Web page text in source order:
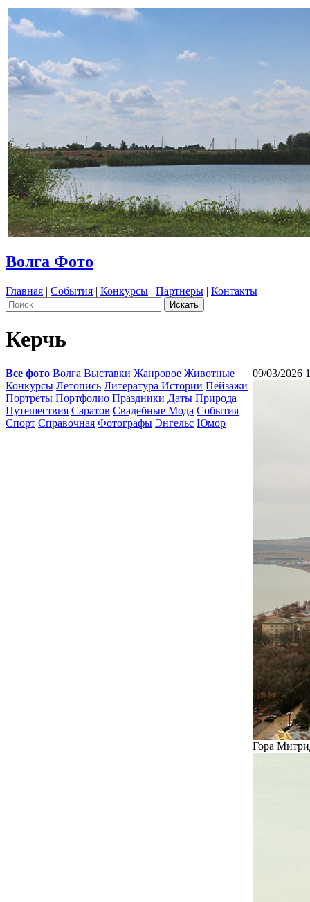
Волга Фото
Главная | События | Конкурсы | Партнеры | Контакты
Керчь
Все фото Волга Выставки Жанровое Животные
Конкурсы Летопись Литература Истории Пейзажи
Портреты Портфолио Праздники Даты Природа
Путешествия Саратов Свадебные Мода События
Спорт Справочная Фотографы Энгельс Юмор
09/03/2026
Гора